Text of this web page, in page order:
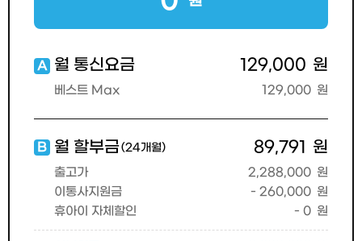
A 월 통신요금 129,000 원
베스트 Max 129,000 원
B 월 할부금(24개월) 89,791 원
출고가 2,288,000 원
이통사지원금
- 260,000 원
휴아이 자체할인
- 0 원